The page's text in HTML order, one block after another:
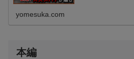
yomesuka.com
本編